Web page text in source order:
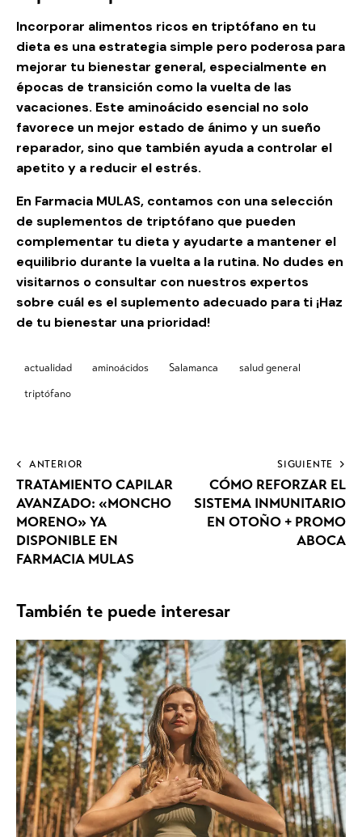
Incorporar alimentos ricos en triptófano en tu
dieta es una estrategia simple pero poderosa para
mejorar tu bienestar general, especialmente en
épocas de transición como la vuelta de las
vacaciones. Este aminoácido esencial no solo
favorece un mejor estado de ánimo y un sueño
reparador, sino que también ayuda a controlar el
apetito y a reducir el estrés.
En Farmacia MULAS, contamos con una selección
de suplementos de triptófano que pueden
complementar tu dieta y ayudarte a mantener el
equilibrio durante la vuelta a la rutina. No dudes en
visitarnos o consultar con nuestros expertos
sobre cuál es el suplemento adecuado para ti ¡Haz
de tu bienestar una prioridad!
actualidad aminoácidos Salamanca
salud general
triptófano
ANTERIOR
TRATAMIENTO CAPILAR
AVANZADO: «MONCHO
MORENO» YA
DISPONIBLE EN
FARMACIA MULAS
SIGUIENTE
CÓMO REFORZAR EL
SISTEMA INMUNITARIO
EN OTOÑO + PROMO
ABOCA
También te puede interesar